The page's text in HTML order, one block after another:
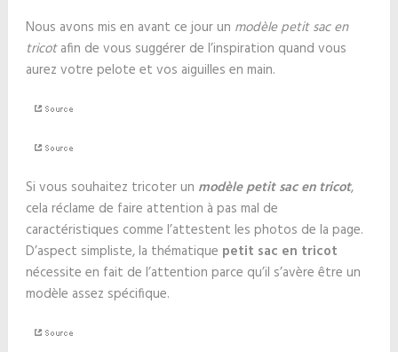
Nous avons mis en avant ce jour un modèle petit sac en
tricotafin de vous suggérer de l’inspiration quand vous
aurez votre pelote et vos aiguilles en main.
Si vous souhaitez tricoter un modèle petit sac en tricot,
cela réclame de faire attention à pas mal de
caractéristiques comme l’attestent les photos de la page.
D’aspect simpliste, la thématique petit sac en tricot
nécessite en fait de l’attention parce qu’il s’avère être un
modèle assez spécifique.